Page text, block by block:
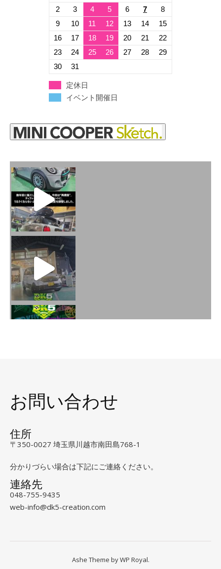
2
3 4 5 6 7
8
9
10 11 12 13 14
15
16
17 18 19 20 21
22
23
24 25 26 27 28
29
30
31
定休日
イベント開催日
火曜日水曜日は定休
お問い合わせ
住所
〒350-0027 埼玉県川越市南田島768-1
分かりづらい場合は下記にご連絡ください。
連絡先
048-755-9435
web-info@dk5-creation.com
Ashe Theme byWP Royal.